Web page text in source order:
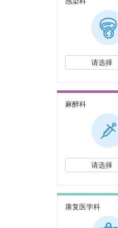
请选择
麻醉科
请选择
康复医学科